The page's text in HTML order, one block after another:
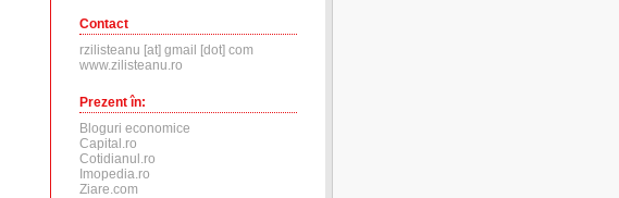
Contact
rzilisteanu [at] gmail [dot] com
www.zilisteanu.ro
Prezent în:
Bloguri economice
Capital.ro
Cotidianul.ro
Imopedia.ro
Ziare.com